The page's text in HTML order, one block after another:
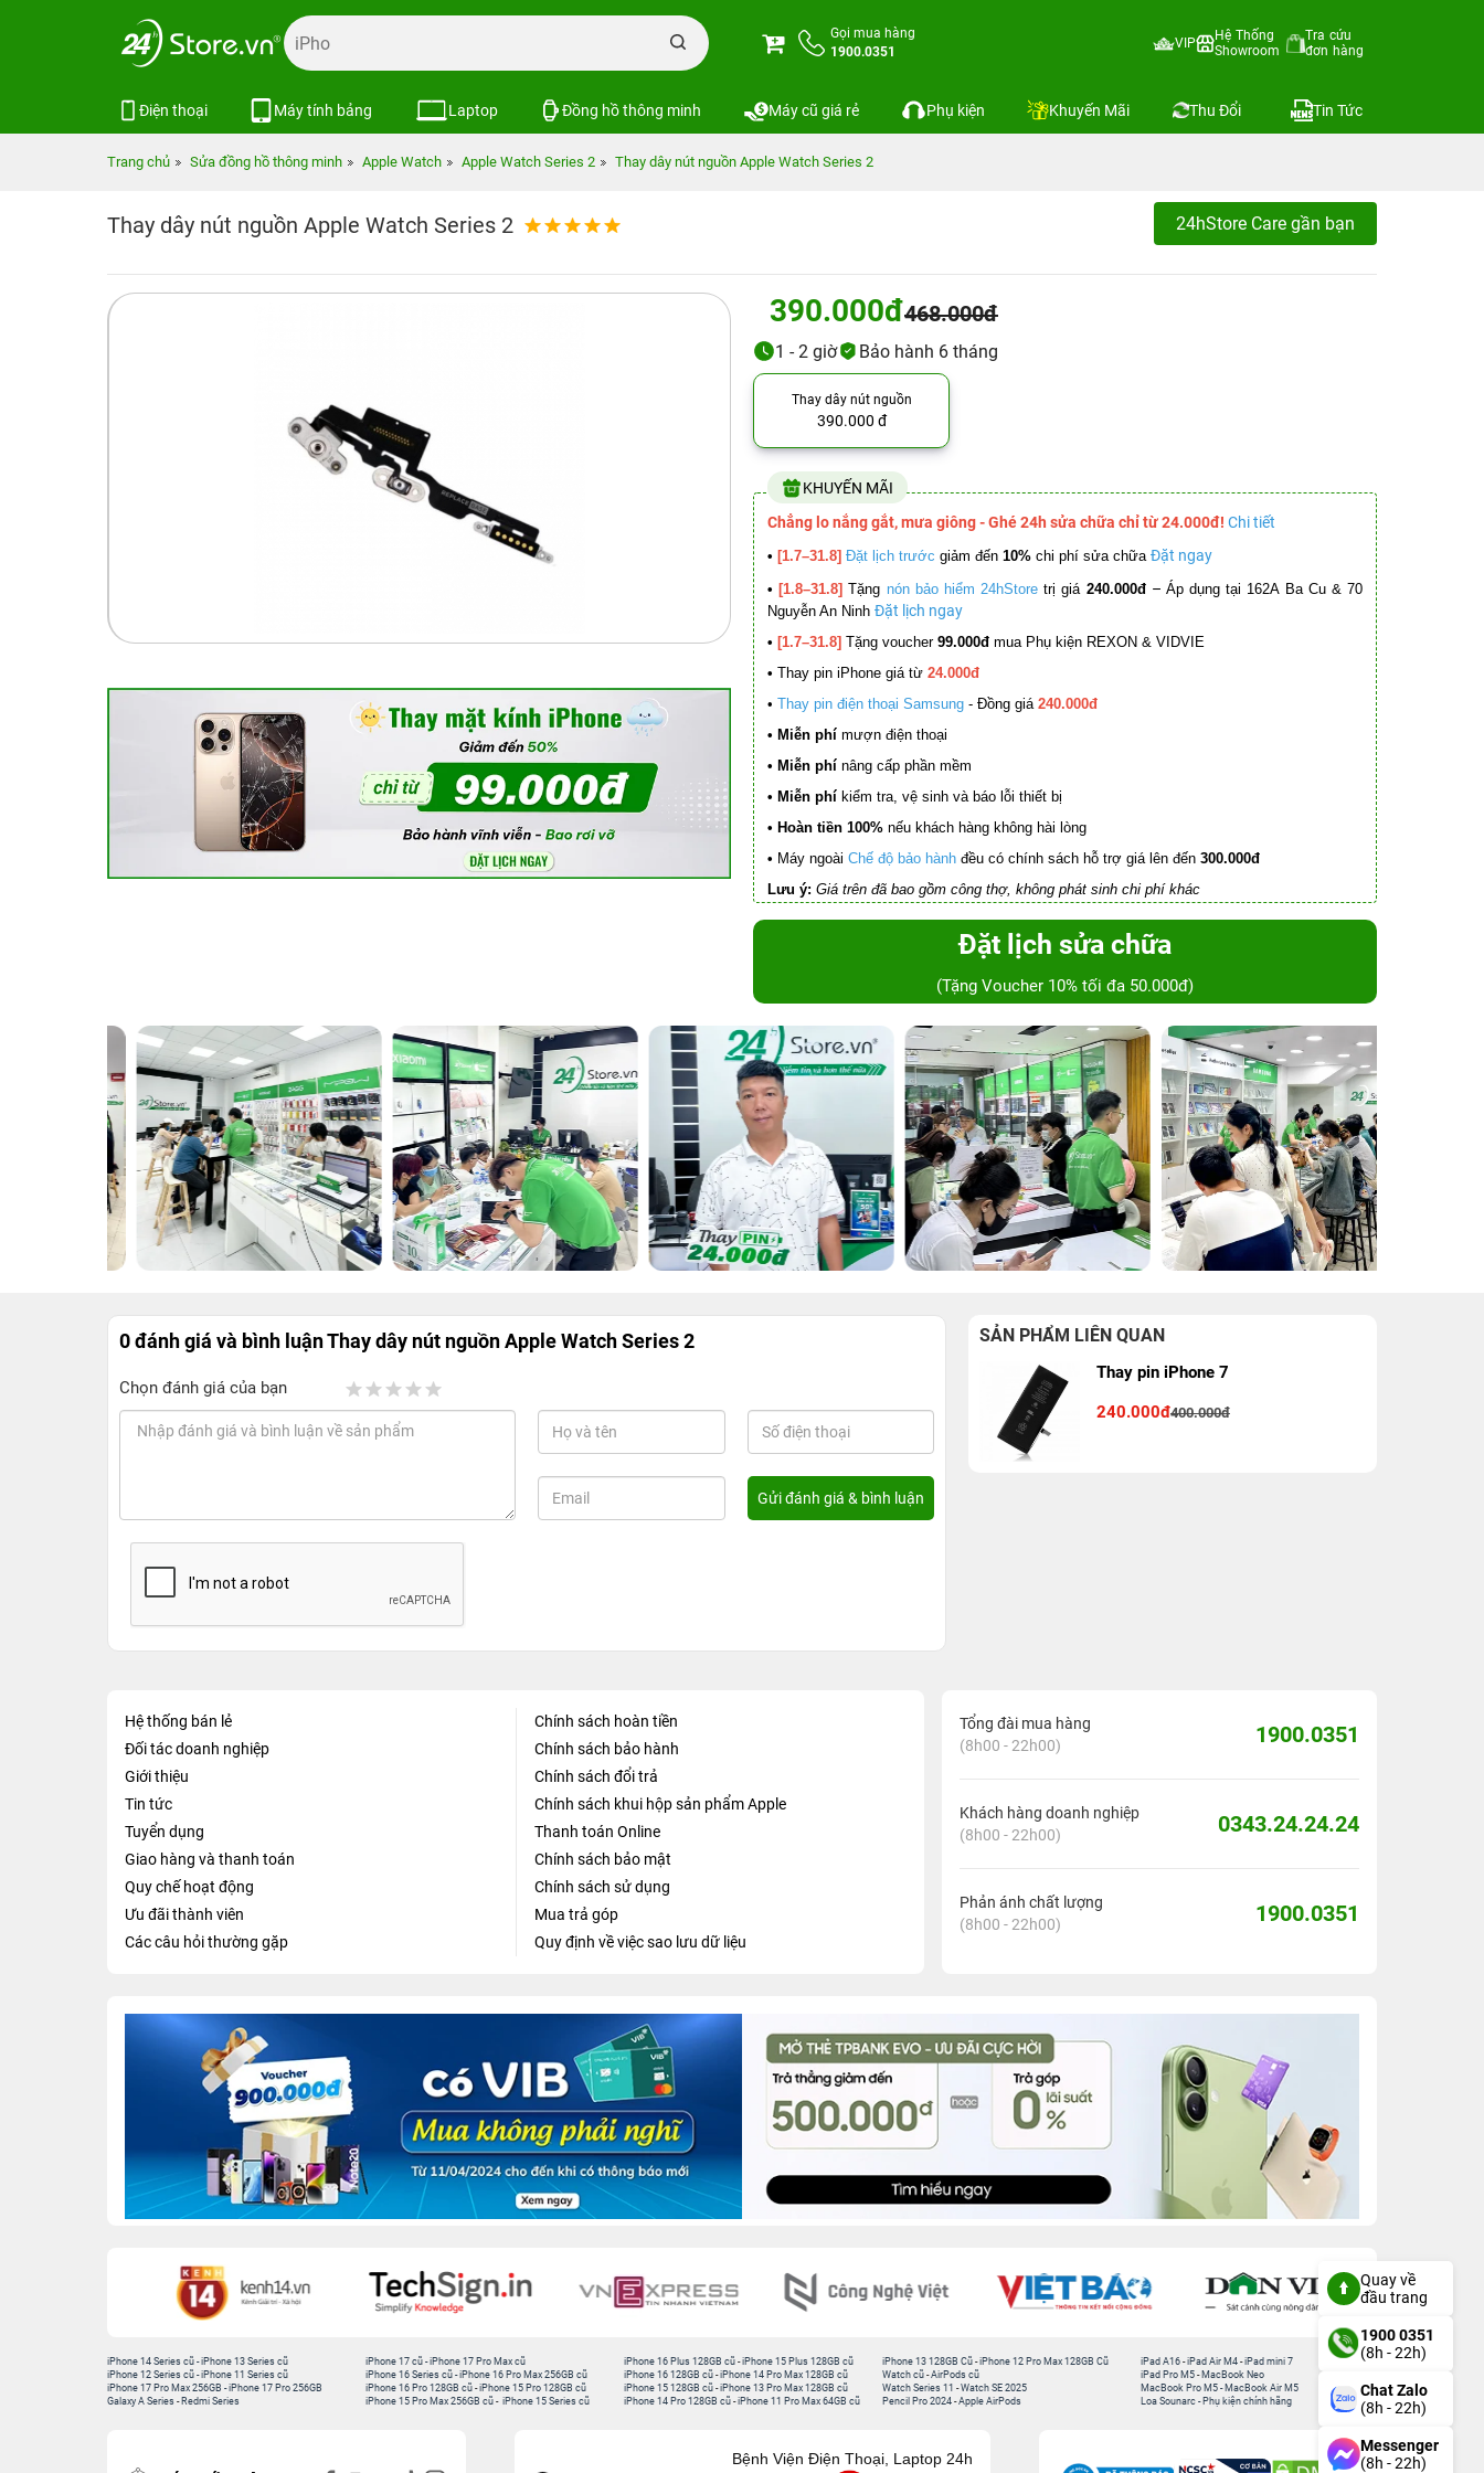
Gọi mua hàng
1900.0351
VIP
Hệ Thống
Showroom
Tra cứu
đơn hàng
Điện thoại Máy tính bảng Laptop Đồng hồ thông minh Máy cũ giá rẻ Phụ kiện Khuyến Mãi Thu Đổi Tin Tức
Trang chủ Sửa đồng hồ thông minh Apple Watch Apple Watch Series 2 Thay dây nút nguồn Apple Watch Series 2
Thay dây nút nguồn Apple Watch Series 2 24hStore Care gần bạn
390.000đ468.000đ
1 - 2 giờ Bảo hành 6 tháng
Thay dây nút nguồn
390.000 đ
KHUYẾN MÃI
Chẳng lo nắng gắt, mưa giông - Ghé 24h sửa chữa chỉ từ 24.000đ! Chi tiết
• [1.7–31.8] Đặt lịch trước giảm đến 10% chi phí sửa chữa Đặt ngay
• [1.8–31.8] Tặng nón bảo hiểm 24hStore trị giá 240.000đ – Áp dụng tại 162A Ba Cu & 70
Nguyễn An Ninh Đặt lịch ngay
• [1.7–31.8] Tặng voucher 99.000đ mua Phụ kiện REXON & VIDVIE
• Thay pin iPhone giá từ 24.000đ
• Thay pin điện thoại Samsung - Đồng giá 240.000đ
• Miễn phí mượn điện thoại
• Miễn phí nâng cấp phần mềm
• Miễn phí kiểm tra, vệ sinh và báo lỗi thiết bị
• Hoàn tiền 100% nếu khách hàng không hài lòng
• Máy ngoài Chế độ bảo hành đều có chính sách hỗ trợ giá lên đến 300.000đ
Lưu ý: Giá trên đã bao gồm công thợ, không phát sinh chi phí khác
Đặt lịch sửa chữa
(Tặng Voucher 10% tối đa 50.000đ)
0 đánh giá và bình luậnThay dây nút nguồn Apple Watch Series 2
Chọn đánh giá của bạn
SẢN PHẨM LIÊN QUAN
Thay pin iPhone 7
240.000đ400.000đ
Hệ thống bán lẻ
Đối tác doanh nghiệp
Giới thiệu
Tin tức
Tuyển dụng
Giao hàng và thanh toán
Quy chế hoạt động
Ưu đãi thành viên
Các câu hỏi thường gặp
Chính sách hoàn tiền
Chính sách bảo hành
Chính sách đổi trả
Chính sách khui hộp sản phẩm Apple
Thanh toán Online
Chính sách bảo mật
Chính sách sử dụng
Mua trả góp
Quy định về việc sao lưu dữ liệu
Tổng đài mua hàng
(8h00 - 22h00)
1900.0351
Khách hàng doanh nghiệp
(8h00 - 22h00)
0343.24.24.24
Phản ánh chất lượng
(8h00 - 22h00)
1900.0351
iPhone 14 Series cũ -iPhone 13 Series cũ
iPhone 12 Series cũ -iPhone 11 Series cũ
iPhone 17 Pro Max 256GB -iPhone 17 Pro 256GB
Galaxy A Series - Redmi Series
iPhone 17 cũ -iPhone 17 Pro Max cũ
iPhone 16 Series cũ - iPhone 16 Pro Max 256GB cũ
iPhone 16 Pro 128GB cũ -iPhone 15 Pro 128GB cũ
iPhone 15 Pro Max 256GB cũ - iPhone 15 Series cũ
iPhone 16 Plus 128GB cũ -iPhone 15 Plus 128GB cũ
iPhone 16 128GB cũ -iPhone 14 Pro Max 128GB cũ
iPhone 15 128GB cũ -iPhone 13 Pro Max 128GB cũ
iPhone 14 Pro 128GB cũ -iPhone 11 Pro Max 64GB cũ
iPhone 13 128GB Cũ -iPhone 12 Pro Max 128GB Cũ
Watch cũ -AirPods cũ
Watch Series 11 -Watch SE 2025
Pencil Pro 2024 -Apple AirPods
iPad A16 -iPad Air M4 -iPad mini 7
iPad Pro M5 - MacBook Neo
MacBook Pro M5 - MacBook Air M5
Loa Sounarc - Phụ kiện chính hãng
Bệnh Viện Điện Thoại, Laptop 24h
Quay về
đầu trang
1900 0351
(8h - 22h)
Chat Zalo
(8h - 22h)
Messenger
(8h - 22h)